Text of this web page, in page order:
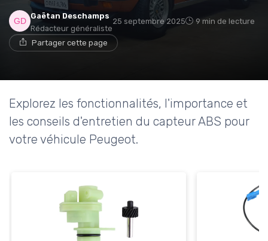
Gaëtan Deschamps
Rédacteur généraliste
25 septembre 2025 9 min de lecture
Partager cette page
Explorez les fonctionnalités, l'importance et
les conseils d'entretien du capteur ABS pour
votre véhicule Peugeot.